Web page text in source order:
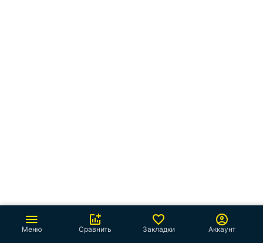
Меню Закладки
Сравнить Аккаунт